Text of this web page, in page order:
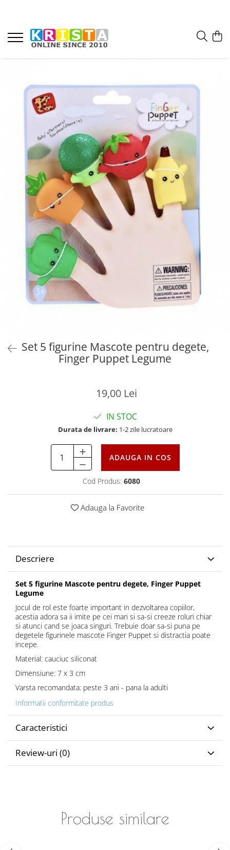
Set 5 figurine Mascote pentru degete,
Finger Puppet Legume
19,00 Lei
IN STOC
Durata de livrare: 1-2 zile lucratoare
ADAUGA IN COS
Cod Produs: 6080
Adauga la Favorite
Descriere
Set 5 figurine Mascote pentru degete, Finger Puppet
Legume
Jocul de rol este foarte important in dezvoltarea copiilor,
acestia adora sa ii imite pe cei mari si sa-si creeze roluri chiar
si atunci cand se joaca singuri. Trebuie doar sa-si puna pe
degetele figurinele mascote Finger Puppet si distractia poate
incepe.
Material: cauciuc siliconat
Dimensiune: 7 x 3 cm
Varsta recomandata: peste 3 ani - pana la adulti
Informatii conformitate produs
Caracteristici
Review-uri (0)
Produse similare